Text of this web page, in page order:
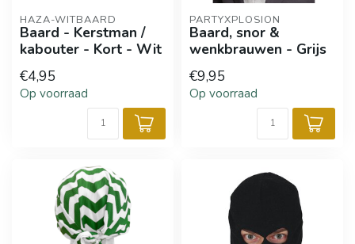
HAZA-WITBAARD
Baard - Kerstman /
kabouter - Kort - Wit
€4,95
Op voorraad
PARTYXPLOSION
Baard, snor &
wenkbrauwen - Grijs
€9,95
Op voorraad